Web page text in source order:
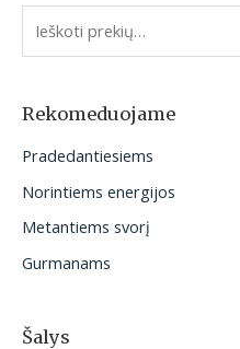
e
o
:
Rekomeduojame
Pradedantiesiems
Norintiems energijos
Metantiems svorį
Gurmanams
Šalys